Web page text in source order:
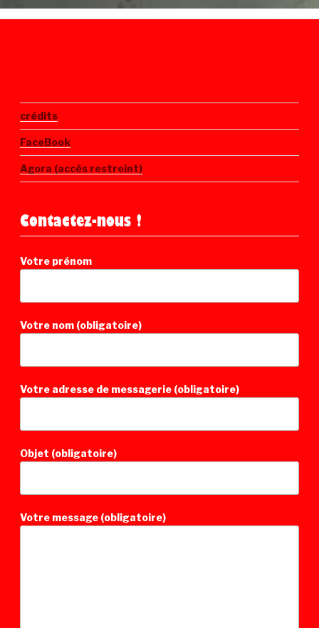
crédits
FaceBook
Agora (accès restreint)
Contactez-nous !
Votre prénom
Votre nom (obligatoire)
Votre adresse de messagerie (obligatoire)
Objet (obligatoire)
Votre message (obligatoire)